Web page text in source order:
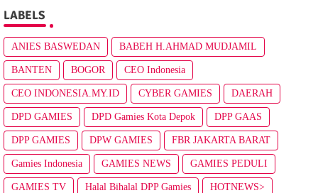
LABELS
ANIES BASWEDAN BABEH H.AHMAD MUDJAMIL
BANTEN BOGOR CEO Indonesia
CEO INDONESIA.MY.ID CYBER GAMIES DAERAH
DPD GAMIES DPD Gamies Kota Depok DPP GAAS
DPP GAMIES DPW GAMIES FBR JAKARTA BARAT
Gamies Indonesia GAMIES NEWS GAMIES PEDULI
GAMIES TV Halal Bihalal DPP Gamies HOTNEWS>